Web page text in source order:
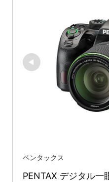
ペンタックス
PENTAX デジタル一